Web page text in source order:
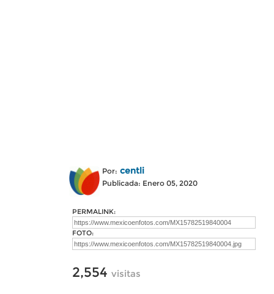
Por: centli
Publicada: Enero 05, 2020
PERMALINK:
FOTO:
2,554 visitas